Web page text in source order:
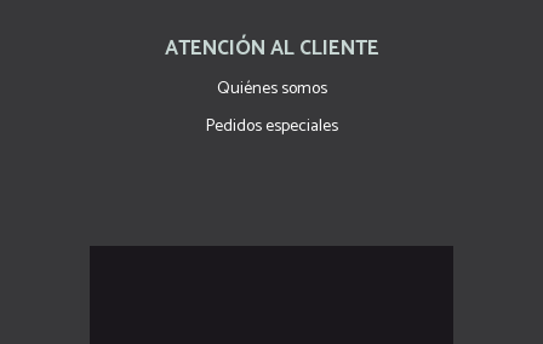
ATENCIÓN AL CLIENTE
Quiénes somos
Pedidos especiales